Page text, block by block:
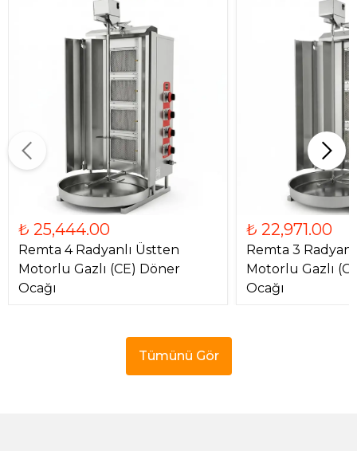
₺ 25,444.00
Remta 4 Radyanlı Üstten
Motorlu Gazlı (CE) Döner
Ocağı
₺ 22,971.00
Remta 3
Motorlu Gazlı
Ocağı
Tümünü Gör